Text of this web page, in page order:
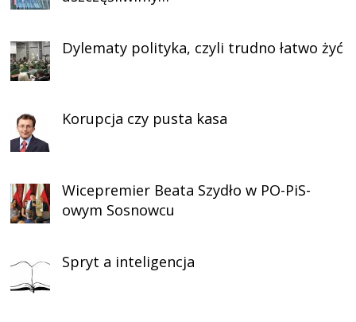
Dylematy polityka, czyli trudno łatwo żyć
Korupcja czy pusta kasa
Wicepremier Beata Szydło w PO-PiS-
owym Sosnowcu
Spryt a inteligencja